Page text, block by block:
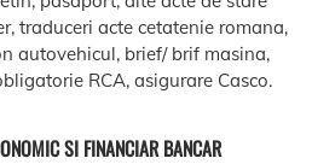
traduceri acte cetatenie romana,
autovehicul, brief/ brif masina,
RCA, asigurare Casco.
SI FINANCIAR BANCAR